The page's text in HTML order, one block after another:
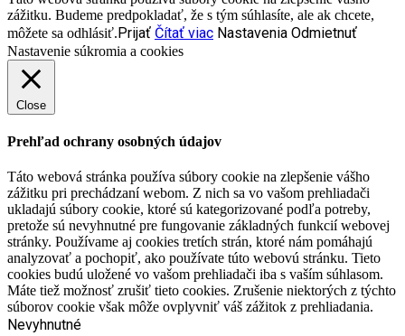
zážitku. Budeme predpokladať, že s tým súhlasíte, ale ak chcete,
môžete sa odhlásiť.Prijať Čítať viac Nastavenia Odmietnuť
Nastavenie súkromia a cookies
Close
Prehľad ochrany osobných údajov
Táto webová stránka používa súbory cookie na zlepšenie vášho
zážitku pri prechádzaní webom. Z nich sa vo vašom prehliadači
ukladajú súbory cookie, ktoré sú kategorizované podľa potreby,
pretože sú nevyhnutné pre fungovanie základných funkcií webovej
stránky. Používame aj cookies tretích strán, ktoré nám pomáhajú
analyzovať a pochopiť, ako používate túto webovú stránku. Tieto
cookies budú uložené vo vašom prehliadači iba s vaším súhlasom.
Máte tiež možnosť zrušiť tieto cookies. Zrušenie niektorých z týchto
súborov cookie však môže ovplyvniť váš zážitok z prehliadania.
Nevyhnutné